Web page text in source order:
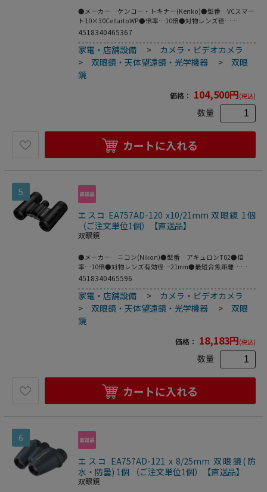
本で連続約28時間駆動｡●駆動時間を延ばし､こまめに電源が
落ちるオートオフ機能を撤廃し
●メーカー…ケンコー・トキナー(Kenko)●型番…VCスマー
ト10×30CellartoWP●倍率…10倍●対物レンズ径…
30mm●最短合焦距離…3.5m●実視界…5.2°●明るさ…9●
サイズ(mm)…147(W)×51(D)×124(H)●重量…533g●付属
品…動作確認用電池､ポーチ､ストラップ●電源…単三型電池
×1(付属)●ひとみ径…3.0mm●1000m先の視野…90.8mm●
アイレリーフ…15.0mm●見掛視界…48.8°●眼幅調整範囲…
54~74mm●防振角…±3°●コーティング…フルマルチコー
●材質…本体ボディ:ポリカーボネイト樹脂本体カバー:ABS
樹脂目当てラバー:NBR転輪ラバー:ABS樹脂●注意…付属電
池はテスト電池ですので新しい電池をご購入下さい｡●双眼
をより高精細でより快適に､そしてより大きな感動を得るサ
ポートをします｡●｢対象を探す時や船の上の観測など､大き
り替える機能を搭載｡煩わしい切り替えを必要とせず､いつも
最適な防振モードを迅速に切り替えて､最高の視界を提供し
ます｡●すべてのレンズとプリズム透過面に光の透過を最大
限に上げるフルマルチコート(高透過多層膜)を施してあり､
明るい像が広がります｡●握りやすさにこだわり､電池BOXを
サイド側に配置しました｡女性でも握りやすいフラット設計
です｡●電源は､国内海外問わずコンビニなどで簡単に手に入
駆動時間を延ばし､こまめに電源が落ちるオートオフ機能を
撤廃しました｡コンサートや観
4518340465367
家電・店舗設備 > カメラ・ビデオカメラ
>双眼鏡・天体望遠鏡・光学機器 >双眼
鏡
価格： 104,500円(税込)
数量
カートに入れる
5
エスコ EA757AD-120 x10/21mm 双眼鏡 1個
（ご注文単位1個）【直送品】
双眼鏡
●メーカー…ニコン(Nikon)●型番…アキュロンT02●倍
率…10倍●対物レンズ有効径…21mm●最短合焦距離…
3.0m●実視界…5.0°●見掛視界…47.2°●1000mにおける視
界…87m●ひとみ径…2.1mm●アイレリーフ…8.3mm●明る
さ…4.4●サイズ…104(W)×34(D)×87(H)mm●重量…
195g●眼幅調整範囲…56~72mm●付属品…ケース､ネックス
トラップ●アーティストの演奏や表情を､最前列感覚で鑑賞
屋内なら4~8倍程度の双眼鏡があれば､アーティストの表情
楽しめます｡10倍なら､さらに見たいシーンをつぶさに見るこ
とが可能｡まるで最前列にいるような臨場感で､アーティスト
をより身近に感じることができ､特別な感動が味わえます｡●
が高めのコンサートホールや劇場はもちろん､ライブハウス
やスポーツの試合会場など､シーンを選ばずに使えます｡●気
ンサート会場はもちろん､劇場､スタジアムなどでも邪魔にな
らないコンパクトサイズです｡付属のネックストラップで首
にかけておけるので､両手を自由に使って思いきり楽しめる
だけでなく､必要な時にすぐに手に取ることもできます｡身軽
に動きたい旅行先にもぴったりのサイズ感で､小さめのバッ
グにもすっきりと収納できます｡●屋内でも明るく鮮明な視
界を実現する､多層膜コーティング光が少なく視界が見えづ
4518340465596
家電・店舗設備 > カメラ・ビデオカメラ
>双眼鏡・天体望遠鏡・光学機器 >双眼
鏡
価格： 18,183円(税込)
数量
カートに入れる
6
エスコ EA757AD-121 x 8/25mm 双眼鏡(防
水・防曇) 1個 （ご注文単位1個）【直送品】
双眼鏡